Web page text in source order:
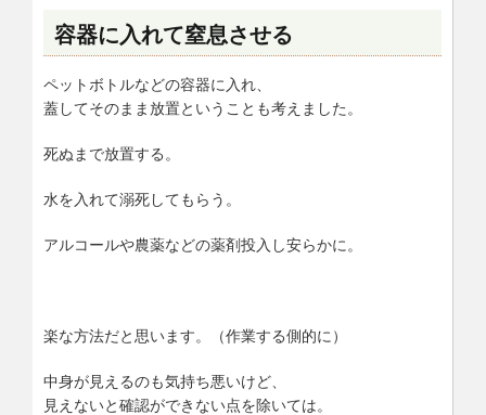
容器に入れて窒息させる
ペットボトルなどの容器に入れ、
蓋してそのまま放置ということも考えました。
死ぬまで放置する。
水を入れて溺死してもらう。
アルコールや農薬などの薬剤投入し安らかに。
楽な方法だと思います。（作業する側的に）
中身が見えるのも気持ち悪いけど、
見えないと確認ができない点を除いては。